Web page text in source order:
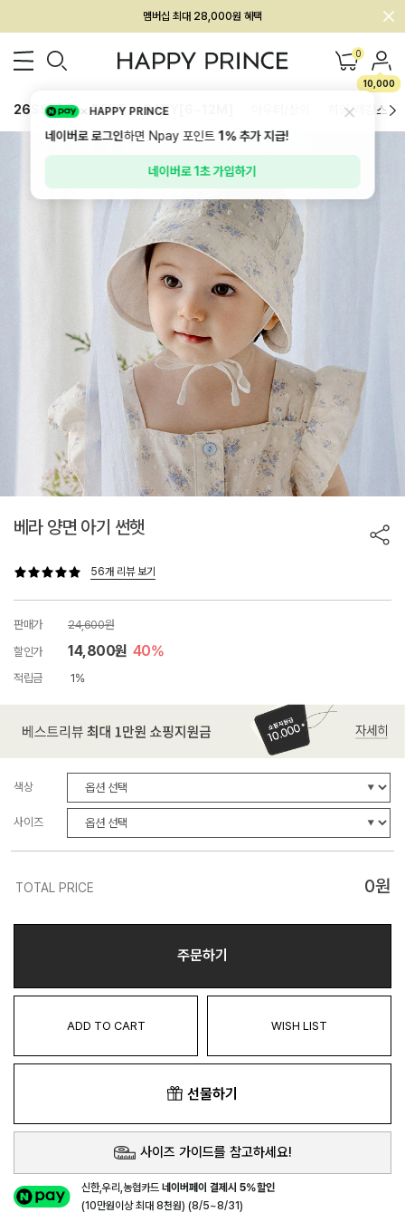
회원전용 아울렛, 가입하면 ~60% 할인!
멤버십 최대 28,000원 혜택 0
10,000
26SS 신상 BEST BABY[6~12M] 하의/레깅스
베라 양면 아기 썬햇
56개 리뷰 보기
판매가
24,600원
할인가
14,800원 40%
적립금 1%
색상
사이즈
TOTAL PRICE 0원
주문하기
ADD TO CART WISH LIST
선물하기
사이즈 가이드를 참고하세요!
신한,우리,농협카드네이버페이 결제시 5%할인
(10만원이상 최대 8천원) (8/5~8/31)
HAPPY PRINCE
네이버로 로그인하면 Npay 포인트1%추가 지급!
네이버로 1초 가입하기